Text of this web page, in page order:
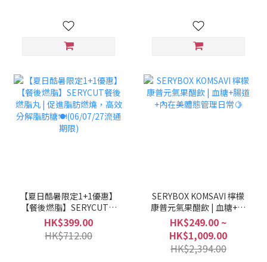
【夏日酷暑限定1+1優惠】
【餐後燃脂】SERYCUT餐
後燃脂丸 | 促進脂肪燃
燒，高效分解脂肪糖🍽️
(06/07/27流通期限)
HK$399.00
HK$712.00
SERYBOX KOMSAVI 檸檬
康普元氣果醋飲 | 血糖+腸
道+內在美體態管理日常🍋
HK$249.00 ~
HK$1,009.00
HK$2,394.00